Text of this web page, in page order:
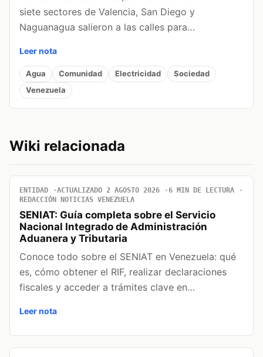
siete sectores de Valencia, San Diego y
Naguanagua salieron a las calles para…
Leer nota
Agua Comunidad Electricidad
Sociedad
Venezuela
Wiki relacionada
ENTIDAD ACTUALIZADO 2 AGOSTO 2026
6 MIN DE LECTURA
REDACCIÓN NOTICIAS VENEZUELA
SENIAT: Guía completa sobre el Servicio
Nacional Integrado de Administración
Aduanera y Tributaria
Conoce todo sobre el SENIAT en Venezuela: qué
es, cómo obtener el RIF, realizar declaraciones
fiscales y acceder a trámites clave en…
Leer nota